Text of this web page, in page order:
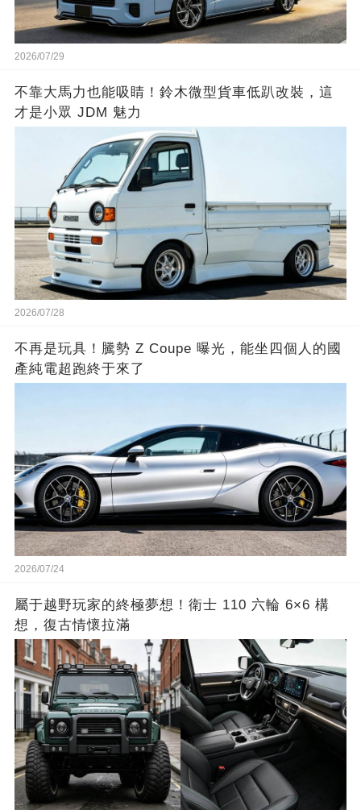
2026/07/29
不靠大馬力也能吸睛！鈴木微型貨車低趴改裝，這
才是小眾 JDM 魅力
2026/07/28
不再是玩具！騰勢 Z Coupe 曝光，能坐四個人的國
產純電超跑終于來了
2026/07/24
屬于越野玩家的終極夢想！衛士 110 六輪 6×6 構
想，復古情懷拉滿